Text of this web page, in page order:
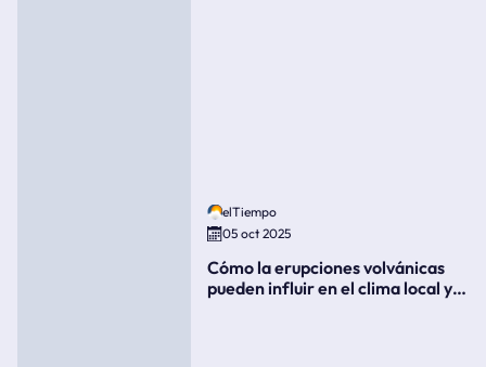
elTiempo
05 oct 2025
Cómo la erupciones volvánicas
pueden influir en el clima local y